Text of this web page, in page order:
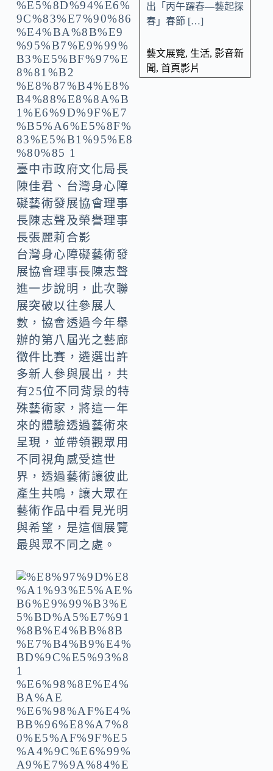
臺中市政府文化局長
陳佳君、台灣身心障
礙藝術發展協會理事
長陳志聲及榮譽理事
長張麗莉合影
台灣身心障礙藝術發
展協會理事長陳志聲
進一步說明，此次聯
展突破以往參展人
數，協會透過今年舉
辦的第八屆光之藝廊
徵件比賽，遴選出許
多新人參與展出，共
有25位不同背景的特
殊藝術家，將這一年
來的體驗透過藝術來
呈現，並帶領觀眾用
不同視角感受這世
界，透過藝術讓彼此
產生共鳴，讓大眾在
藝術作品中看見光明
與希望，是這個展覽
最與眾不同之處。
出「丙午躍春—藝起探
春」春節 […]
藝文展覽, 生活, 影音新
聞, 首頁影片